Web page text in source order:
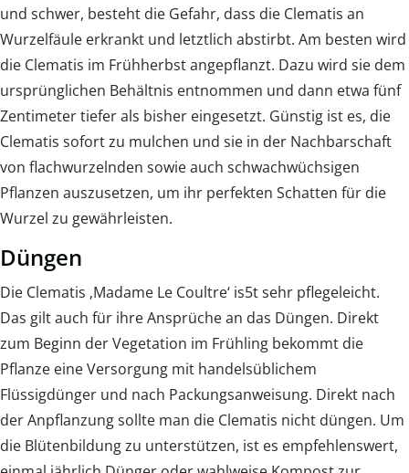
und schwer, besteht die Gefahr, dass die Clematis an
Wurzelfäule erkrankt und letztlich abstirbt. Am besten wird
die Clematis im Frühherbst angepflanzt. Dazu wird sie dem
ursprünglichen Behältnis entnommen und dann etwa fünf
Zentimeter tiefer als bisher eingesetzt. Günstig ist es, die
Clematis sofort zu mulchen und sie in der Nachbarschaft
von flachwurzelnden sowie auch schwachwüchsigen
Pflanzen auszusetzen, um ihr perfekten Schatten für die
Wurzel zu gewährleisten.
Düngen
Die Clematis ‚Madame Le Coultre‘ is5t sehr pflegeleicht.
Das gilt auch für ihre Ansprüche an das Düngen. Direkt
zum Beginn der Vegetation im Frühling bekommt die
Pflanze eine Versorgung mit handelsüblichem
Flüssigdünger und nach Packungsanweisung. Direkt nach
der Anpflanzung sollte man die Clematis nicht düngen. Um
die Blütenbildung zu unterstützen, ist es empfehlenswert,